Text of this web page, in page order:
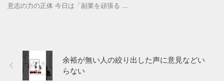
意志の力の正体 今日は「副業を頑張る ...
余裕が無い人の絞り出した声に意見などい
らない